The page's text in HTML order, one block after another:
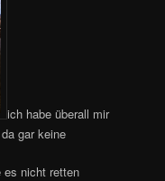
ich habe überall mir
gar keine
es nicht retten